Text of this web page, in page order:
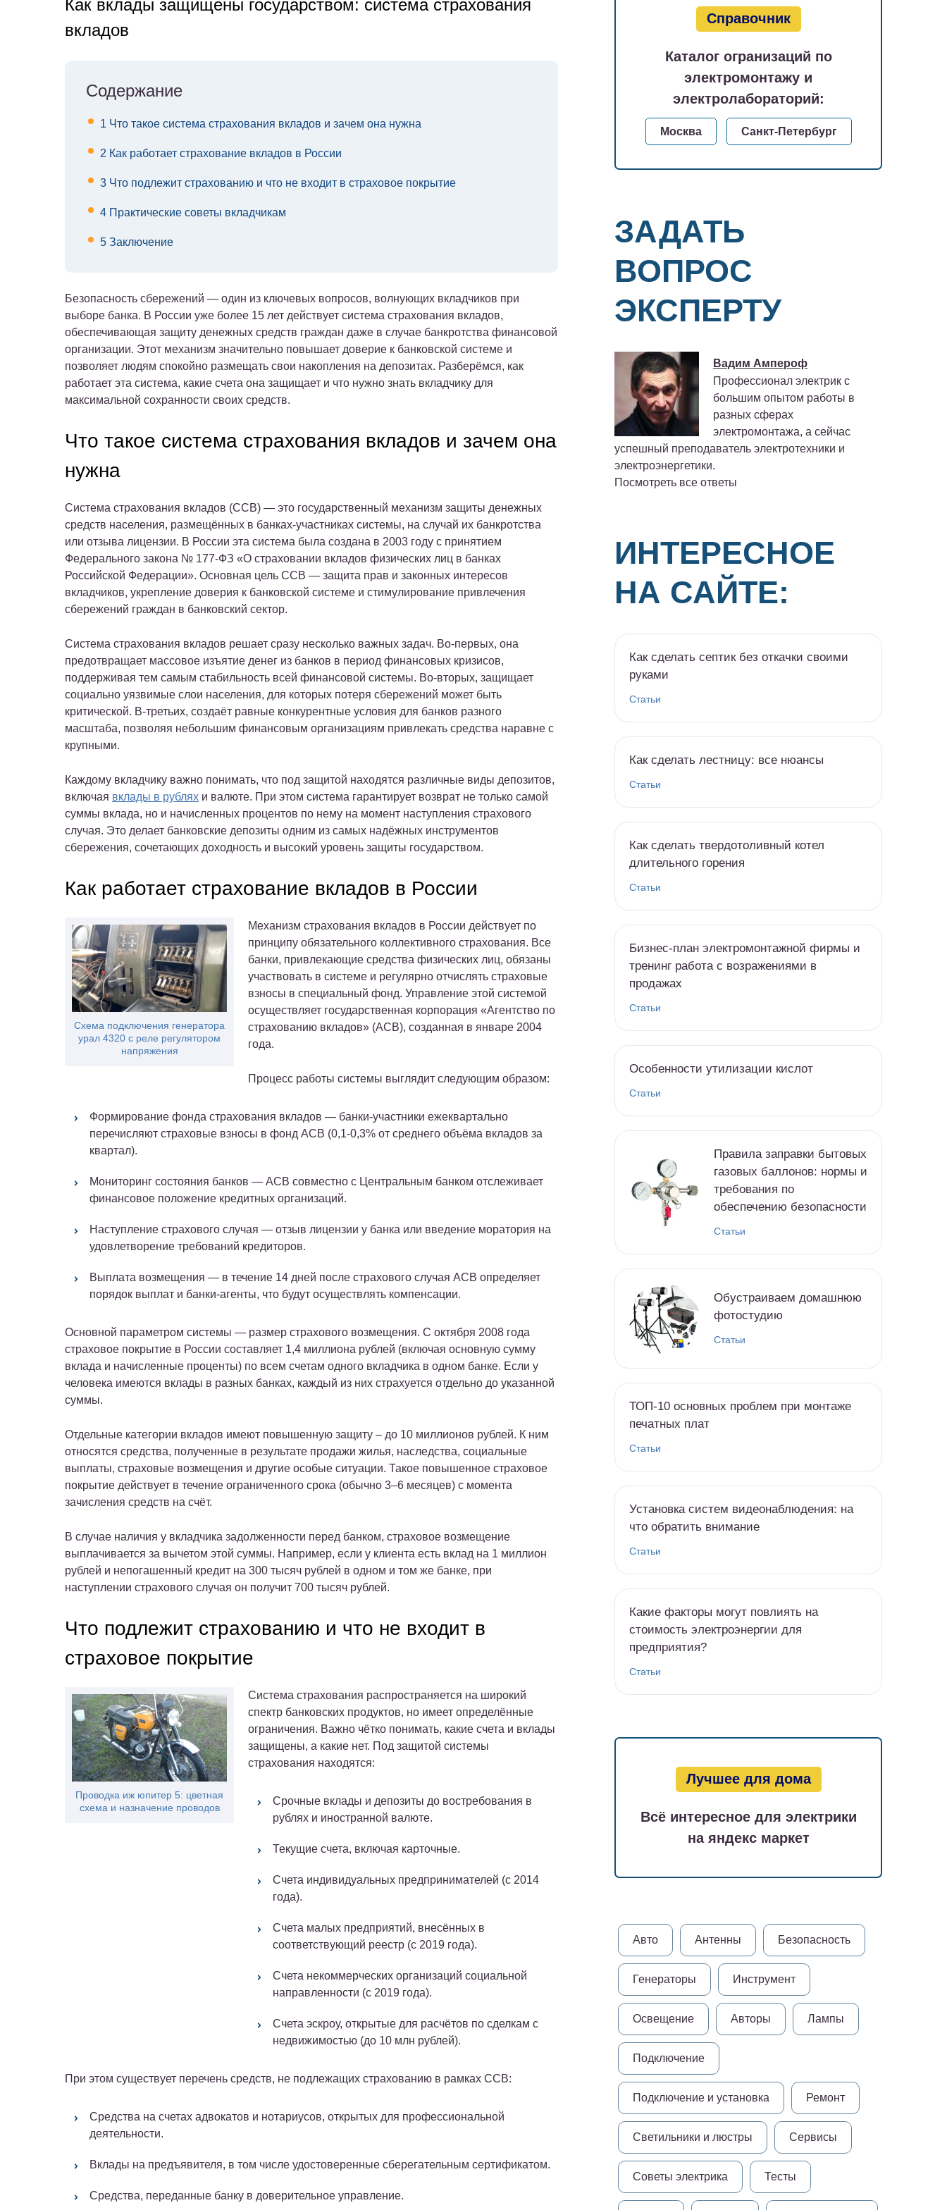
Как вклады защищены государством: система страхования
вкладов
Содержание
1 Что такое система страхования вкладов и зачем она нужна
2 Как работает страхование вкладов в России
3 Что подлежит страхованию и что не входит в страховое покрытие
4 Практические советы вкладчикам
5 Заключение
Безопасность сбережений — один из ключевых вопросов, волнующих вкладчиков при
выборе банка. В России уже более 15 лет действует система страхования вкладов,
обеспечивающая защиту денежных средств граждан даже в случае банкротства финансовой
организации. Этот механизм значительно повышает доверие к банковской системе и
позволяет людям спокойно размещать свои накопления на депозитах. Разберёмся, как
работает эта система, какие счета она защищает и что нужно знать вкладчику для
максимальной сохранности своих средств.
Что такое система страхования вкладов и зачем она
нужна
Система страхования вкладов (ССВ) — это государственный механизм защиты денежных
средств населения, размещённых в банках-участниках системы, на случай их банкротства
или отзыва лицензии. В России эта система была создана в 2003 году с принятием
Федерального закона № 177-ФЗ «О страховании вкладов физических лиц в банках
Российской Федерации». Основная цель ССВ — защита прав и законных интересов
вкладчиков, укрепление доверия к банковской системе и стимулирование привлечения
сбережений граждан в банковский сектор.
Система страхования вкладов решает сразу несколько важных задач. Во-первых, она
предотвращает массовое изъятие денег из банков в период финансовых кризисов,
поддерживая тем самым стабильность всей финансовой системы. Во-вторых, защищает
социально уязвимые слои населения, для которых потеря сбережений может быть
критической. В-третьих, создаёт равные конкурентные условия для банков разного
масштаба, позволяя небольшим финансовым организациям привлекать средства наравне с
крупными.
Каждому вкладчику важно понимать, что под защитой находятся различные виды депозитов,
включая вклады в рублях и валюте. При этом система гарантирует возврат не только самой
суммы вклада, но и начисленных процентов по нему на момент наступления страхового
случая. Это делает банковские депозиты одним из самых надёжных инструментов
сбережения, сочетающих доходность и высокий уровень защиты государством.
Как работает страхование вкладов в России
Схема подключения генератора
урал 4320 с реле регулятором
напряжения
Механизм страхования вкладов в России действует по
принципу обязательного коллективного страхования. Все
банки, привлекающие средства физических лиц, обязаны
участвовать в системе и регулярно отчислять страховые
взносы в специальный фонд. Управление этой системой
осуществляет государственная корпорация «Агентство по
страхованию вкладов» (АСВ), созданная в январе 2004
года.
Процесс работы системы выглядит следующим образом:
Формирование фонда страхования вкладов — банки-участники ежеквартально
перечисляют страховые взносы в фонд АСВ (0,1-0,3% от среднего объёма вкладов за
квартал).
Мониторинг состояния банков — АСВ совместно с Центральным банком отслеживает
финансовое положение кредитных организаций.
Наступление страхового случая — отзыв лицензии у банка или введение моратория на
удовлетворение требований кредиторов.
Выплата возмещения — в течение 14 дней после страхового случая АСВ определяет
порядок выплат и банки-агенты, что будут осуществлять компенсации.
Основной параметром системы — размер страхового возмещения. С октября 2008 года
страховое покрытие в России составляет 1,4 миллиона рублей (включая основную сумму
вклада и начисленные проценты) по всем счетам одного вкладчика в одном банке. Если у
человека имеются вклады в разных банках, каждый из них страхуется отдельно до указанной
суммы.
Отдельные категории вкладов имеют повышенную защиту – до 10 миллионов рублей. К ним
относятся средства, полученные в результате продажи жилья, наследства, социальные
выплаты, страховые возмещения и другие особые ситуации. Такое повышенное страховое
покрытие действует в течение ограниченного срока (обычно 3–6 месяцев) с момента
зачисления средств на счёт.
В случае наличия у вкладчика задолженности перед банком, страховое возмещение
выплачивается за вычетом этой суммы. Например, если у клиента есть вклад на 1 миллион
рублей и непогашенный кредит на 300 тысяч рублей в одном и том же банке, при
наступлении страхового случая он получит 700 тысяч рублей.
Что подлежит страхованию и что не входит в
страховое покрытие
Проводка иж юпитер 5: цветная
схема и назначение проводов
Система страхования распространяется на широкий
спектр банковских продуктов, но имеет определённые
ограничения. Важно чётко понимать, какие счета и вклады
защищены, а какие нет. Под защитой системы
страхования находятся:
Срочные вклады и депозиты до востребования в
рублях и иностранной валюте.
Текущие счета, включая карточные.
Счета индивидуальных предпринимателей (с 2014
года).
Счета малых предприятий, внесённых в
соответствующий реестр (с 2019 года).
Счета некоммерческих организаций социальной
направленности (с 2019 года).
Счета эскроу, открытые для расчётов по сделкам с
недвижимостью (до 10 млн рублей).
При этом существует перечень средств, не подлежащих страхованию в рамках ССВ:
Средства на счетах адвокатов и нотариусов, открытых для профессиональной
деятельности.
Вклады на предъявителя, в том числе удостоверенные сберегательным сертификатом.
Средства, переданные банку в доверительное управление.
Справочник
Каталог огранизаций по
электромонтажу и
электролабораторий:
Москва Санкт-Петербург
ЗАДАТЬ
ВОПРОС
ЭКСПЕРТУ
Вадим Ампероф
Профессионал электрик с
большим опытом работы в
разных сферах
электромонтажа, а сейчас
успешный преподаватель электротехники и
электроэнергетики.
Посмотреть все ответы
ИНТЕРЕСНОЕ
НА САЙТЕ:
Как сделать септик без откачки своими
руками
Статьи
Как сделать лестницу: все нюансы
Статьи
Как сделать твердотоливный котел
длительного горения
Статьи
Бизнес-план электромонтажной фирмы и
тренинг работа с возражениями в
продажах
Статьи
Особенности утилизации кислот
Статьи
Правила заправки бытовых
газовых баллонов: нормы и
требования по
обеспечению безопасности
Статьи
Обустраиваем домашнюю
фотостудию
Статьи
ТОП-10 основных проблем при монтаже
печатных плат
Статьи
Установка систем видеонаблюдения: на
что обратить внимание
Статьи
Какие факторы могут повлиять на
стоимость электроэнергии для
предприятия?
Статьи
Лучшее для дома
Всё интересное для электрики
на яндекс маркет
Авто Антенны Безопасность
Генераторы Инструмент
Освещение Авторы Лампы
Подключение
Подключение и установка Ремонт
Светильники и люстры Сервисы
Советы электрика Тесты